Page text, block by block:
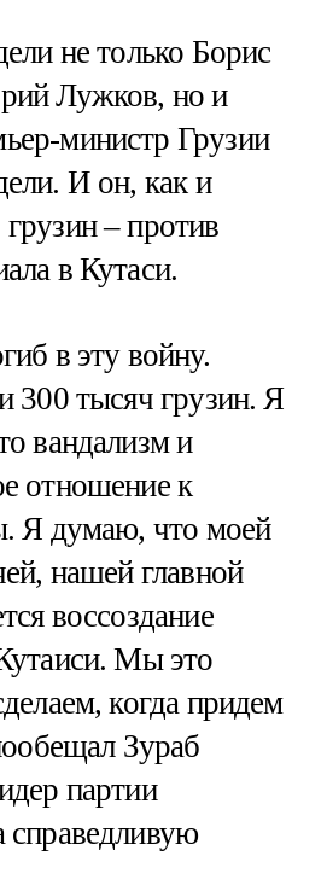
не только Борис
Лужков, но и
министр Грузии
И он, как и
– против
в Кутаси.
в эту войну.
300 тысяч грузин. Я
вандализм и
отношение к
Я думаю, что моей
нашей главной
воссоздание
Мы это
когда придем
Зураб
партии